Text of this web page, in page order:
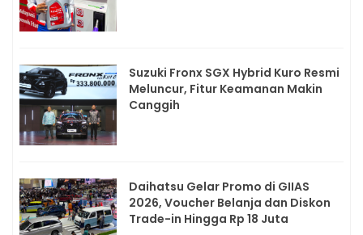
Suzuki Fronx SGX Hybrid Kuro Resmi
Meluncur, Fitur Keamanan Makin
Canggih
Daihatsu Gelar Promo di GIIAS
2026, Voucher Belanja dan Diskon
Trade-in Hingga Rp 18 Juta